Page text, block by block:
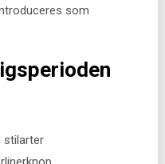
som
stilarter